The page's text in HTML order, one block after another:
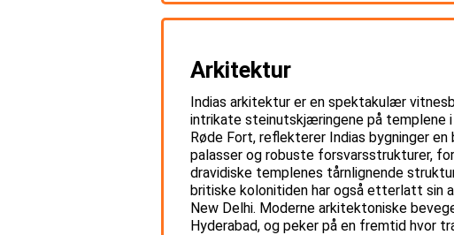
Arkitektur
Indias arkitektur er en spektakulær
intrikate steinutskjæringene på templene i
Røde Fort, reflekterer Indias bygninger
palasser og robuste forsvarsstrukturer,
dravidiske templenes tårnlignende
britiske kolonitiden har også etterlatt sin
New Delhi. Moderne arkitektoniske
Hyderabad, og peker på en fremtid hvor